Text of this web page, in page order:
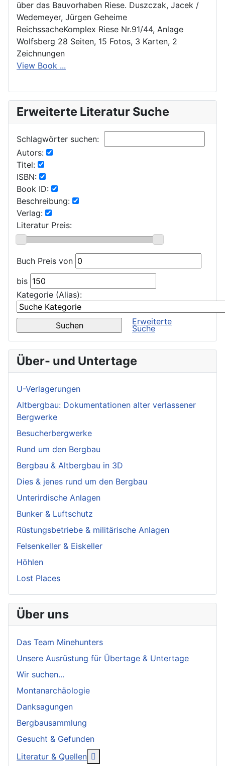
über das Bauvorhaben Riese. Duszczak, Jacek /
Wedemeyer, Jürgen Geheime
ReichssacheKomplex Riese Nr.91/44, Anlage
Wolfsberg 28 Seiten, 15 Fotos, 3 Karten, 2
Zeichnungen
View Book ...
Erweiterte Literatur Suche
Schlagwörter suchen:
Autors:
Titel:
ISBN:
Book ID:
Beschreibung:
Verlag:
Literatur Preis:
Buch Preis von
bis
Kategorie (Alias):
Erweiterte
Suche
Über- und Untertage
U-Verlagerungen
Altbergbau: Dokumentationen alter verlassener
Bergwerke
Besucherbergwerke
Rund um den Bergbau
Bergbau & Altbergbau in 3D
Dies & jenes rund um den Bergbau
Unterirdische Anlagen
Bunker & Luftschutz
Rüstungsbetriebe & militärische Anlagen
Felsenkeller & Eiskeller
Höhlen
Lost Places
Über uns
Das Team Minehunters
Unsere Ausrüstung für Übertage & Untertage
Wir suchen...
Montanarchäologie
Danksagungen
Bergbausammlung
Gesucht & Gefunden
Literatur & Quellen